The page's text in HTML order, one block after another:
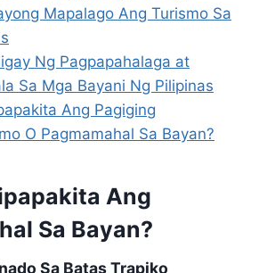
Mapalago Ang Turismo Sa
Ng Pagpapahalaga at
Sa Mga Bayani Ng Pilipinas
Ang Pagiging
O Pagmamahal Sa Bayan?
Ang
Sa Bayan?
Sa Batas Trapiko